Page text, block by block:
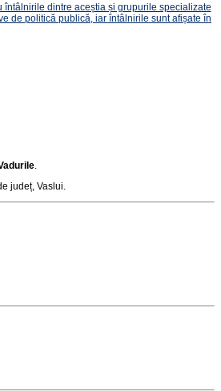
dintre aceștia și grupurile specializate
de politică publică, iar întâlnirile sunt afișate în
județ, Vaslui